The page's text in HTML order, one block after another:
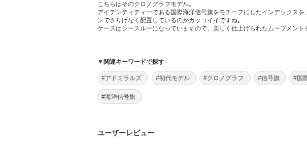
こちらはそのクロノグラフモデル｡
アイデンティティーである国際海洋信号旗をモチーフにしたインデックスを
ンでさりげなく配置しているのがカッコイイですね｡
ケースはシースルーになっていますので、美しく仕上げられたムーブメント
▼関連キーワードで探す
#アドミラルズ #初代モデル #クロノグラフ #信号旗 #国
#海洋信号旗
ユーザーレビュー